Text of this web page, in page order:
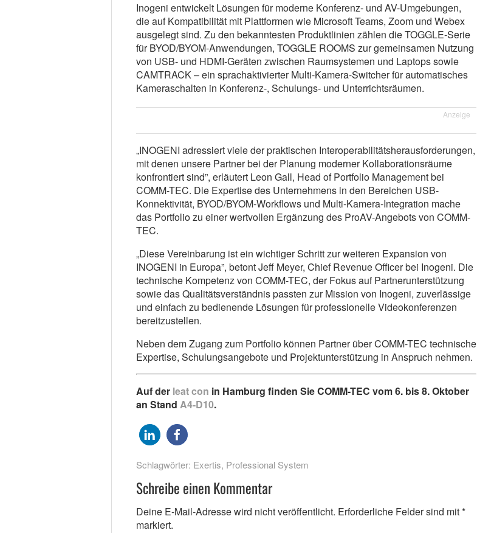
Inogeni entwickelt Lösungen für moderne Konferenz- und AV-Umgebungen,
die auf Kompatibilität mit Plattformen wie Microsoft Teams, Zoom und Webex
ausgelegt sind. Zu den bekanntesten Produktlinien zählen die TOGGLE-Serie
für BYOD/BYOM-Anwendungen, TOGGLE ROOMS zur gemeinsamen Nutzung
von USB- und HDMI-Geräten zwischen Raumsystemen und Laptops sowie
CAMTRACK – ein sprachaktivierter Multi-Kamera-Switcher für automatisches
Kameraschalten in Konferenz-, Schulungs- und Unterrichtsräumen.
Anzeige
„INOGENI adressiert viele der praktischen Interoperabilitätsherausforderungen,
mit denen unsere Partner bei der Planung moderner Kollaborationsräume
konfrontiert sind”, erläutert Leon Gall, Head of Portfolio Management bei
COMM-TEC. Die Expertise des Unternehmens in den Bereichen USB-
Konnektivität, BYOD/BYOM-Workflows und Multi-Kamera-Integration mache
das Portfolio zu einer wertvollen Ergänzung des ProAV-Angebots von COMM-
TEC.
„Diese Vereinbarung ist ein wichtiger Schritt zur weiteren Expansion von
INOGENI in Europa”, betont Jeff Meyer, Chief Revenue Officer bei Inogeni. Die
technische Kompetenz von COMM-TEC, der Fokus auf Partnerunterstützung
sowie das Qualitätsverständnis passten zur Mission von Inogeni, zuverlässige
und einfach zu bedienende Lösungen für professionelle Videokonferenzen
bereitzustellen.
Neben dem Zugang zum Portfolio können Partner über COMM-TEC technische
Expertise, Schulungsangebote und Projektunterstützung in Anspruch nehmen.
Auf der leat con in Hamburg finden Sie COMM-TEC vom 6. bis 8. Oktober
an Stand A4-D10.
Schlagwörter: Exertis, Professional System
Schreibe einen Kommentar
Deine E-Mail-Adresse wird nicht veröffentlicht. Erforderliche Felder sind mit*
markiert.